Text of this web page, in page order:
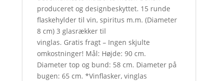
produceret og designbeskyttet. 15 runde
flaskehylder til vin, spiritus m.m. (Diameter
8 cm) 3 glasrækker til
vinglas. Gratis fragt – Ingen skjulte
omkostninger! Mål: Højde: 90 cm.
Diameter top og bund: 58 cm. Diameter på
bugen: 65 cm. *Vinflasker, vinglas